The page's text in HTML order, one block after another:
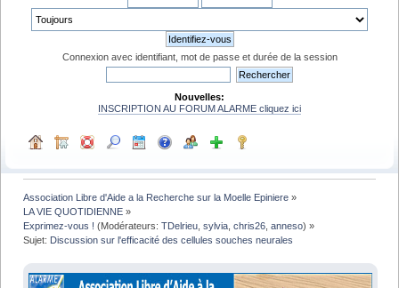
Connexion avec identifiant, mot de passe et durée de la session
Nouvelles:
INSCRIPTION AU FORUM ALARME cliquez ici
Association Libre d'Aide a la Recherche sur la Moelle Epiniere »
LA VIE QUOTIDIENNE »
Exprimez-vous ! (Modérateurs:TDelrieu ,sylvia ,chris26 ,anneso) »
Sujet: Discussion sur l'efficacité des cellules souches neurales